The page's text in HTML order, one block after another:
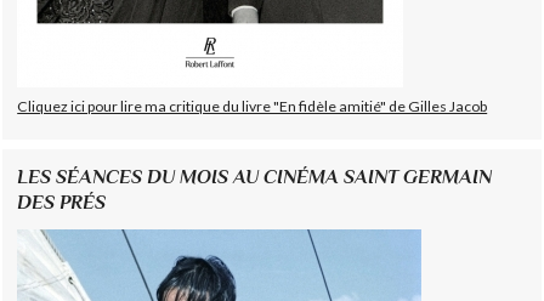
Cliquez ici pour lire ma critique du livre "En fidèle amitié" de Gilles Jacob
LES SÉANCES DU MOIS AU CINÉMA SAINT GERMAIN
DES PRÉS